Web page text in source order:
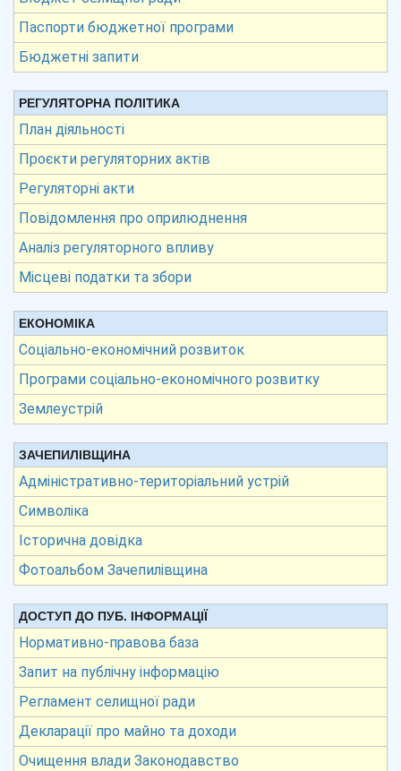
Паспорти бюджетної програми
Бюджетні запити
РЕГУЛЯТОРНА ПОЛІТИКА
План діяльності
Проєкти регуляторних актів
Регуляторні акти
Повідомлення про оприлюднення
Аналіз регуляторного впливу
Місцеві податки та збори
ЕКОНОМІКА
Соціально-економічний розвиток
Програми соціально-економічного розвитку
Землеустрій
ЗАЧЕПИЛІВЩИНА
Адміністративно-територіальний устрій
Символіка
Історична довідка
Фотоальбом Зачепилівщина
ДОСТУП ДО ПУБ. ІНФОРМАЦІЇ
Нормативно-правова база
Запит на публічну інформацію
Регламент селищної ради
Декларації про майно та доходи
Очищення влади Законодавство